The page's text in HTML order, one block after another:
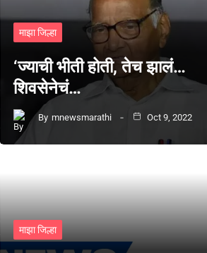
माझा जिल्हा
‘ज्याची भीती होती, तेच झालं…
शिवसेनेचं…
By mnewsmarathi Oct 9, 2022
माझा जिल्हा